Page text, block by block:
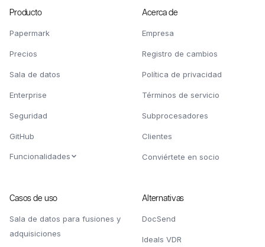
Producto
Papermark
Precios
Sala de datos
Enterprise
Seguridad
GitHub
Funcionalidades
Acerca de
Empresa
Registro de cambios
Política de privacidad
Términos de servicio
Subprocesadores
Clientes
Conviértete en socio
Casos de uso
Sala de datos para fusiones y
adquisiciones
Alternativas
DocSend
Ideals VDR